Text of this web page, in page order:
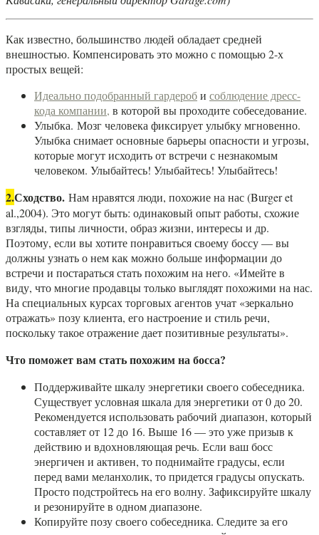
Как известно, большинство людей обладает средней
внешностью. Компенсировать это можно с помощью 2-х
простых вещей:
Идеально подобранный гардероби соблюдение дресс-
кода компании, в которой вы проходите собеседование.
Улыбка. Мозг человека фиксирует улыбку мгновенно.
Улыбка снимает основные барьеры опасности и угрозы,
которые могут исходить от встречи с незнакомым
человеком. Улыбайтесь! Улыбайтесь! Улыбайтесь!
2.Сходство. Нам нравятся люди, похожие на нас (Burger et
al.,2004). Это могут быть: одинаковый опыт работы, схожие
взгляды, типы личности, образ жизни, интересы и др.
Поэтому, если вы хотите понравиться своему боссу — вы
должны узнать о нем как можно больше информации до
встречи и постараться стать похожим на него. «Имейте в
виду, что многие продавцы только выглядят похожими на нас.
На специальных курсах торговых агентов учат «зеркально
отражать» позу клиента, его настроение и стиль речи,
поскольку такое отражение дает позитивные результаты».
Что поможет вам стать похожим на босса?
Поддерживайте шкалу энергетики своего собеседника.
Существует условная шкала для энергетики от 0 до 20.
Рекомендуется использовать рабочий диапазон, который
составляет от 12 до 16. Выше 16 — это уже призыв к
действию и вдохновляющая речь. Если ваш босс
энергичен и активен, то поднимайте градусы, если
перед вами меланхолик, то придется градусы опускать.
Просто подстройтесь на его волну. Зафиксируйте шкалу
и резонируйте в одном диапазоне.
Копируйте позу своего собеседника. Следите за его